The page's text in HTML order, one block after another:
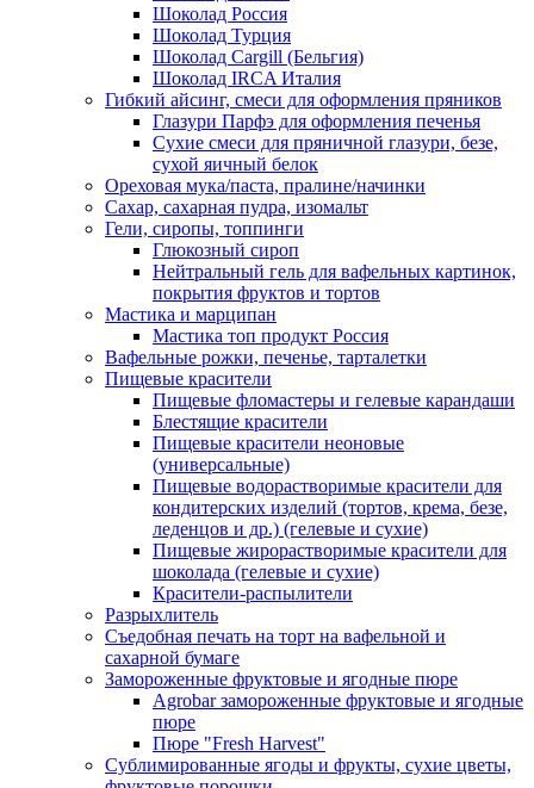
Шоколад Россия
Шоколад Турция
Шоколад Cargill (Бельгия)
Шоколад IRCA Италия
Гибкий айсинг, смеси для оформления пряников
Глазури Парфэ для оформления печенья
Сухие смеси для пряничной глазури, безе,
сухой яичный белок
Ореховая мука/паста, пралине/начинки
Сахар, сахарная пудра, изомальт
Гели, сиропы, топпинги
Глюкозный сироп
Нейтральный гель для вафельных картинок,
покрытия фруктов и тортов
Мастика и марципан
Мастика топ продукт Россия
Вафельные рожки, печенье, тарталетки
Пищевые красители
Пищевые фломастеры и гелевые карандаши
Блестящие красители
Пищевые красители неоновые
(универсальные)
Пищевые водорастворимые красители для
кондитерских изделий (тортов, крема, безе,
леденцов и др.) (гелевые и сухие)
Пищевые жирорастворимые красители для
шоколада (гелевые и сухие)
Красители-распылители
Разрыхлитель
Съедобная печать на торт на вафельной и
сахарной бумаге
Замороженные фруктовые и ягодные пюре
Agrobar замороженные фруктовые и ягодные
пюре
Пюре "Fresh Harvest"
Сублимированные ягоды и фрукты, сухие цветы,